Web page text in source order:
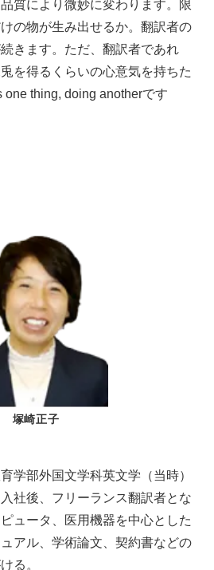
質により微妙に変わります。限
の物が生み出せるか。翻訳者の
きます。ただ、翻訳者であれ
を得るくらいの心意気を持ちた
thing, doing anotherです
塚崎正子
学部外国文学科英文学（当時）
社後、フリーランス翻訳者とな
ュータ、医用機器を中心とした
アル、学術論文、契約書などの
る。